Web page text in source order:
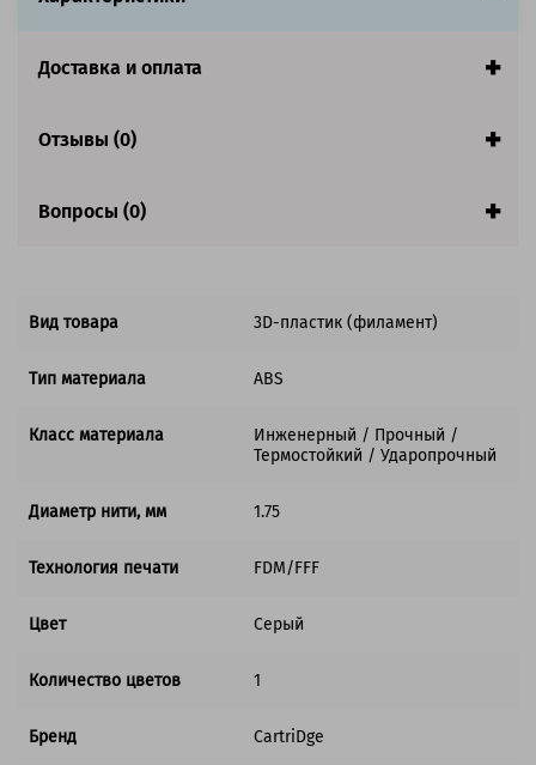
Страна:Китай
Доставка и оплата
Отзывы (0)
Вопросы (0)
Вид товара 3D-пластик (филамент)
Тип материала ABS
Класс материала
Инженерный / Прочный /
Термостойкий / Ударопрочный
Диаметр нити, мм 1.75
Технология печати FDM/FFF
Цвет Серый
Количество цветов 1
Бренд CartriDge